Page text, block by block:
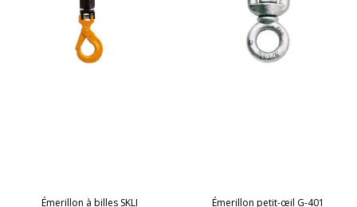
Émerillon à billes SKLI Émerillon petit-œil G-401